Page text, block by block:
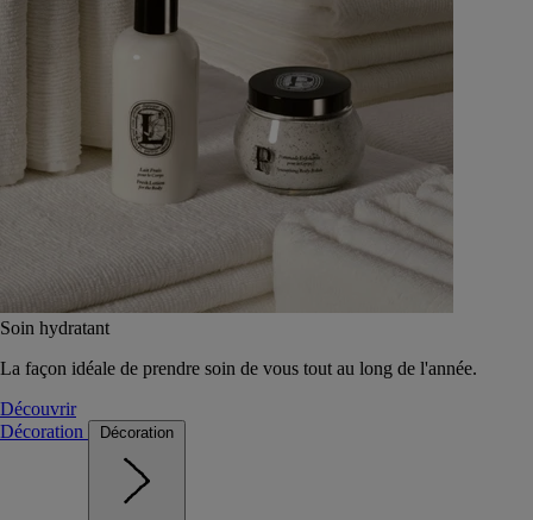
Soin hydratant
La façon idéale de prendre soin de vous tout au long de l'année.
Découvrir
Décoration
Décoration